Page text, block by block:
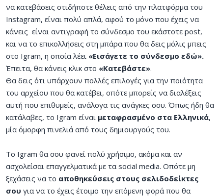
να κατεβάσεις οτιδήποτε θέλεις από την πλατφόρμα του
Instagram, είναι πολύ απλά, αφού το μόνο που έχεις να
κάνεις είναι αντιγραφή το σύνδεσμο του εκάστοτε post,
και να το επικολλήσεις στη μπάρα που θα δεις μόλις μπεις
στο Igram, η οποία λέει «Εισάγετε το σύνδεσμο εδώ».
Έπειτα, θα κάνεις κλικ στο «Κατεβάστε».
Θα δεις ότι υπάρχουν πολλές επιλογές για την ποιότητα
του αρχείου που θα κατέβει, οπότε μπορείς να διαλέξεις
αυτή που επιθυμείς, ανάλογα τις ανάγκες σου. Όπως ήδη θα
κατάλαβες, το Igram είναι μεταφρασμένο στα Ελληνικά,
μία όμορφη πινελιά από τους δημιουργούς του.
Το Igram θα σου φανεί πολύ χρήσιμο, ακόμα και αν
ασχολείσαι επαγγελματικά με τα social media. Οπότε μη
ξεχάσεις να το αποθηκεύσεις στους σελιδοδείκτες
σου για να το έχεις έτοιμο την επόμενη φορά που θα